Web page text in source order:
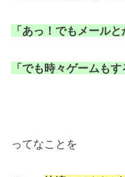
「あっ！でもメール
「でも時々ゲームもす
ってなことを